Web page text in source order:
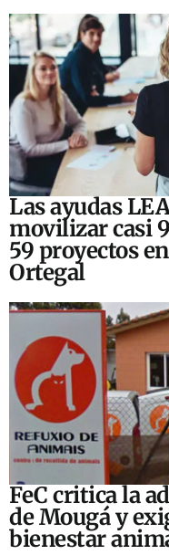
Las ayudas
movilizar casi
59 proyectos
Ortegal
FeC critica la
de Mougá y
bienestar